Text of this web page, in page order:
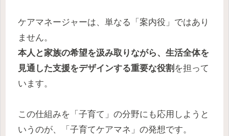
ケアマネージャーは、単なる「案内役」ではあり
ません。
本人と家族の希望を汲み取りながら、生活全体を
見通した支援をデザインする重要な役割 を担って
います。
この仕組みを「子育て」の分野にも応用しようと
いうのが、「子育てケアマネ」の発想です。